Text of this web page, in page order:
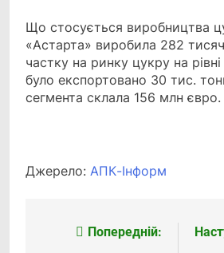
Що стосується виробництва
«Астарта» виробила 282
частку на ринку цукру на
було експортовано 30 тис.
сегмента склала 156 млн євро.
Джерело: АПК-Інформ
НавігаціяПопередній: